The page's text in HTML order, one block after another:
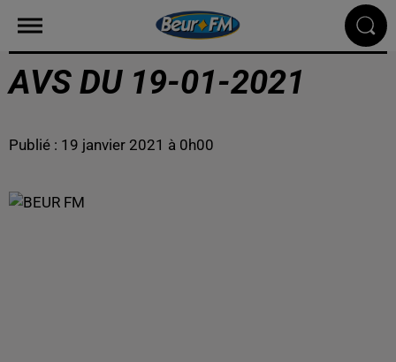
AVS DU 19-01-2021
Publié : 19 janvier 2021 à 0h00